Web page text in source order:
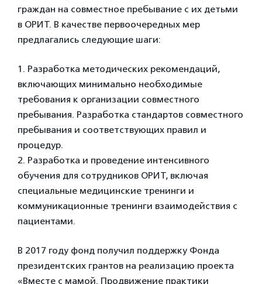
граждан на совместное пребывание с их детьми
в ОРИТ. В качестве первоочередных мер
предлагались следующие шаги:
1. Разработка методических рекомендаций,
включающих минимально необходимые
требования к организации совместного
пребывания. Разработка стандартов совместного
пребывания и соответствующих правил и
процедур.
2. Разработка и проведение интенсивного
обучения для сотрудников ОРИТ, включая
специальные медицинские тренинги и
коммуникационные тренинги взаимодействия с
пациентами.
В 2017 году фонд получил поддержку Фонда
президентских грантов на реализацию проекта
«Вместе с мамой. Продвижение практики